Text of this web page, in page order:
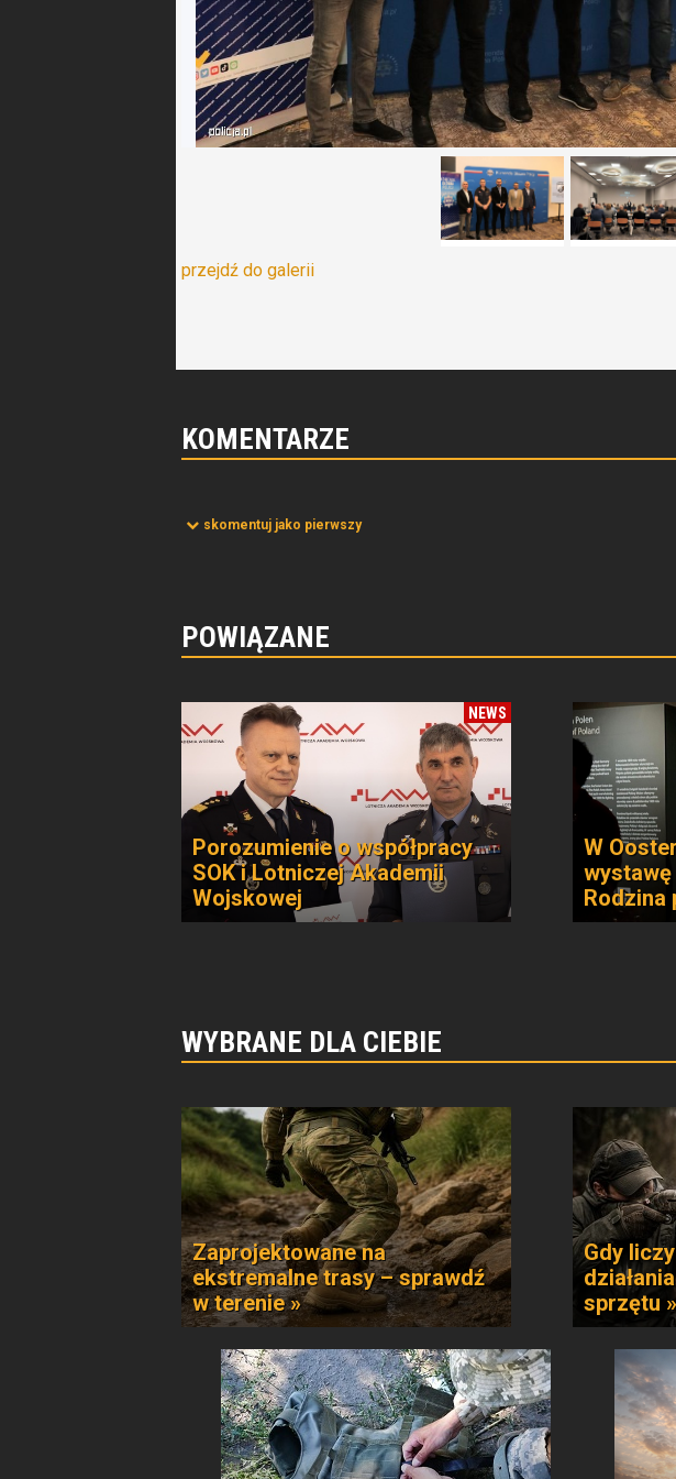
przejdź do galerii
KOMENTARZE
skomentuj jako pierwszy
POWIĄZANE
NEWS
Porozumienie o współpracy
SOK i Lotniczej Akademii
Wojskowej
W
Rodzina
WYBRANE DLA CIEBIE
Zaprojektowane na
ekstremalne trasy – sprawdź
w terenie »
Gdy
sprzętu »